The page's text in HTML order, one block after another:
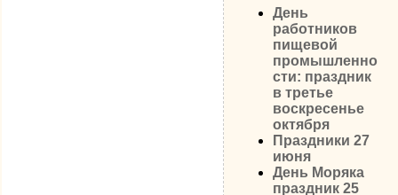
День
работников
пищевой
промышленно
сти: праздник
в третье
воскресенье
октября
Праздники 27
июня
День Моряка
праздник 25